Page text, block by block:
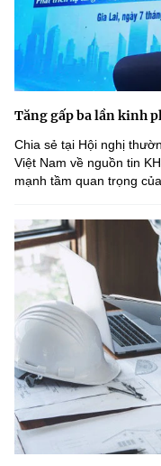
Tăng gấp ba lần kinh
Chia sẻ tại Hội nghị
Việt Nam về nguồn tin
mạnh tầm quan trọng